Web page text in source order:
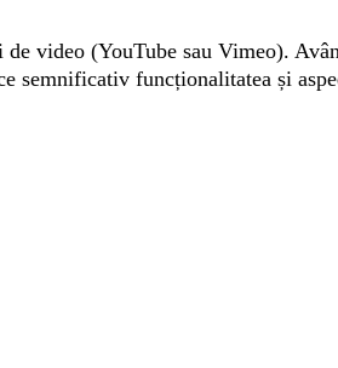
video (YouTube sau Vimeo).
semnificativ funcționalitatea și